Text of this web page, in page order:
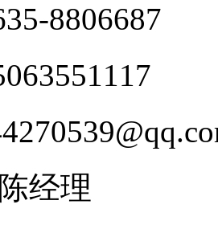
8806687
经理